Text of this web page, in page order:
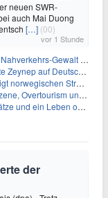
neuen SWR-
auch Mai Duong
[…] (00)
vor 1 Stunde
Gewalt und Soldatinnen
auf Deutschlandreise
Streaminghit
und Pokémon-Kult
Leben ohne Smartphone
der